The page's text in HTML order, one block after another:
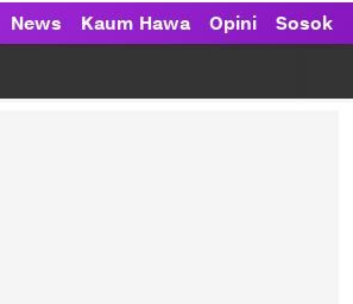
News Kaum Hawa Opini Sosok